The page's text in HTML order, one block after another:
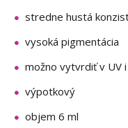
stredne hustá
vysoká pigmentácia
možno vytvrdiť v UV
výpotkový
objem 6 ml